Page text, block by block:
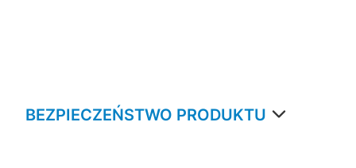
BEZPIECZEŃSTWO PRODUKTU